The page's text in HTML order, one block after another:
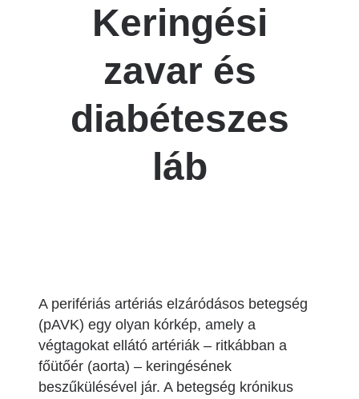
Keringési
zavar és
diabéteszes
láb
A perifériás artériás elzáródásos betegség
(pAVK) egy olyan kórkép, amely a
végtagokat ellátó artériák – ritkábban a
főütőér (aorta) – keringésének
beszűkülésével jár. A betegség krónikus